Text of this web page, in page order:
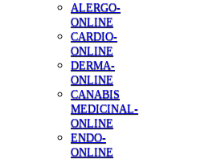
ALERGO-
ONLINE
CARDIO-
ONLINE
DERMA-
ONLINE
CANABIS
MEDICINAL-
ONLINE
ENDO-
ONLINE